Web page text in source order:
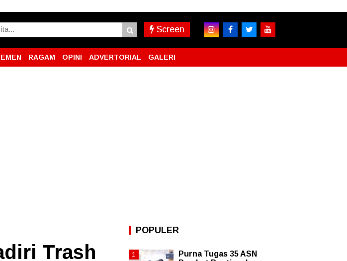
Screen
RAGAM OPINI ADVERTORIAL GALERI
Trash
POPULER
Purna Tugas 35 ASN